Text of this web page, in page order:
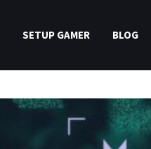
SETUP GAMER BLOG